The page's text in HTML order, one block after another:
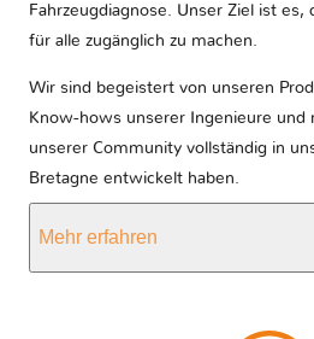
Fahrzeugdiagnose. Unser Ziel ist es,
für alle zugänglich zu machen.
Wir sind begeistert von unseren
Know-hows unserer Ingenieure und
unserer Community vollständig in
Bretagne entwickelt haben.
Mehr erfahren